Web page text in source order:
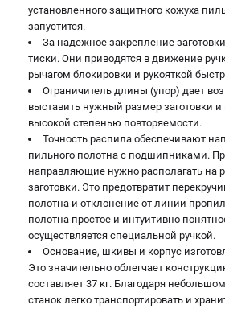
установленного защитного кожуха
запустится.
За надежное закрепление
тиски. Они приводятся в движение
рычагом блокировки и рукояткой
Ограничитель длины (упор) дает
выставить нужный размер заготовки и
высокой степенью повторяемости.
Точность распила обеспечивают
пильного полотна с подшипниками.
направляющие нужно располагать на
заготовки. Это предотвратит
полотна и отклонение от линии
полотна простое и интуитивно
осуществляется специальной ручкой.
Основание, шкивы и корпус
Это значительно облегчает
составляет 37 кг. Благодаря
станок легко транспортировать и